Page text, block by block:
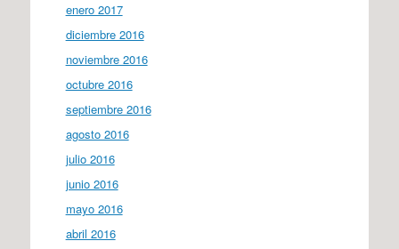
enero 2017
diciembre 2016
noviembre 2016
octubre 2016
septiembre 2016
agosto 2016
julio 2016
junio 2016
mayo 2016
abril 2016